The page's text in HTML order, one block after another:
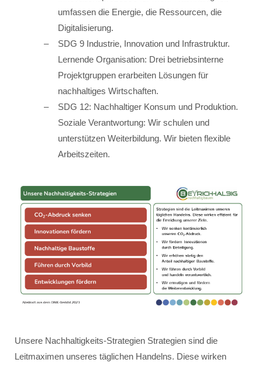
umfassen die Energie, die Ressourcen, die
Digitalisierung.
SDG 9 Industrie, Innovation und Infrastruktur.
Lernende Organisation: Drei betriebsinterne
Projektgruppen erarbeiten Lösungen für
nachhaltiges Wirtschaften.
SDG 12: Nachhaltiger Konsum und Produktion.
Soziale Verantwortung: Wir schulen und
unterstützen Weiterbildung. Wir bieten flexible
Arbeitszeiten.
Unsere Nachhaltigkeits-Strategien Strategien sind die
Leitmaximen unseres täglichen Handelns. Diese wirken